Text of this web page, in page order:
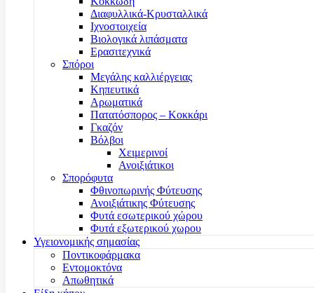
Διαφυλλικά-Κρυσταλλικά
Ιχνοστοιχεία
Βιολογικά λιπάσματα
Ερασιτεχνικά
Σπόροι
Μεγάλης καλλιέργειας
Κηπευτικά
Αρωματικά
Πατατόσπορος – Κοκκάρι
Γκαζόν
Βόλβοι
Χειμερινοί
Ανοιξιάτικοι
Σπορόφυτα
Φθινοπωρινής Φύτευσης
Ανοιξιάτικης Φύτευσης
Φυτά εσωτερικού χώρου
Φυτά εξωτερικού χωρου
Υγειονομικής σημασίας
Ποντικοφάρμακα
Εντομοκτόνα
Απωθητικά